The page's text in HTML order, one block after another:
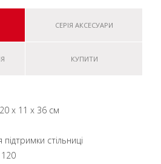
СЕРІЯ АКСЕСУАРИ
КУПИТИ
x 11 x 36 см
стільниці